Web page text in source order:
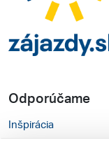
Odporúčame
Inšpirácia